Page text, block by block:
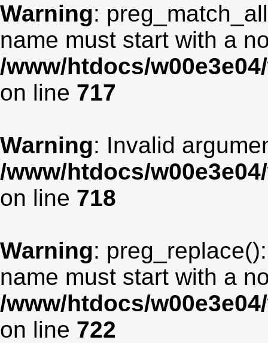
Warning:
name must start with a
/www/htdocs/
on line 717
Warning: Invalid
/www/htdocs/
on line 718
Warning:
name must start with a
/www/htdocs/
on line 722